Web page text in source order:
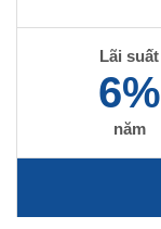
Lãi suất
6%
năm